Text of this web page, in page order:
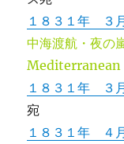
１８３１年 ３
中海渡航・夜の
１８３１年 ３
宛
１８３１年 ４